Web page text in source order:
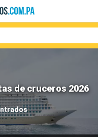
de cruceros 2026